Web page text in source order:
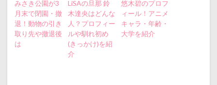
みさき公園が3
月末で閉園・撤
退！動物の引き
取り先や撤退後
は
LiSAの旦那 鈴
木達央はどんな
人？プロフィー
ルや馴れ初め
(きっかけ)を紹
介
悠木碧のプロフ
ィール！アニメ
キャラ・年齢・
大学を紹介